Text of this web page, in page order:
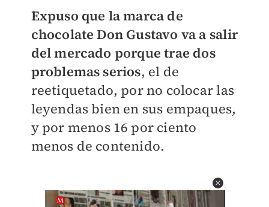
Expuso que la marca de
chocolate Don Gustavo va a salir
del mercado porque trae dos
problemas serios, el de
reetiquetado, por no colocar las
leyendas bien en sus empaques,
y por menos 16 por ciento
menos de contenido.